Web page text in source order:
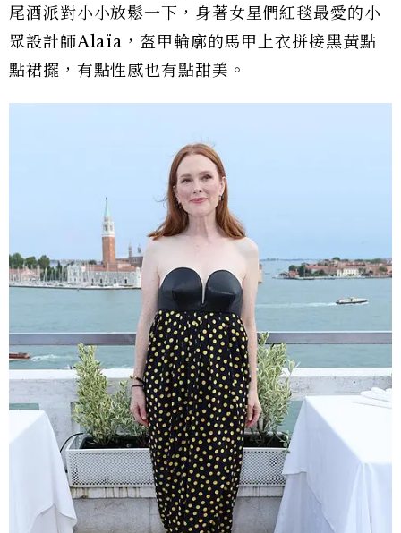
尾酒派對小小放鬆一下，身著女星們紅毯最愛的小
眾設計師Alaïa，盔甲輪廓的馬甲上衣拼接黑黃點
點裙擺，有點性感也有點甜美。